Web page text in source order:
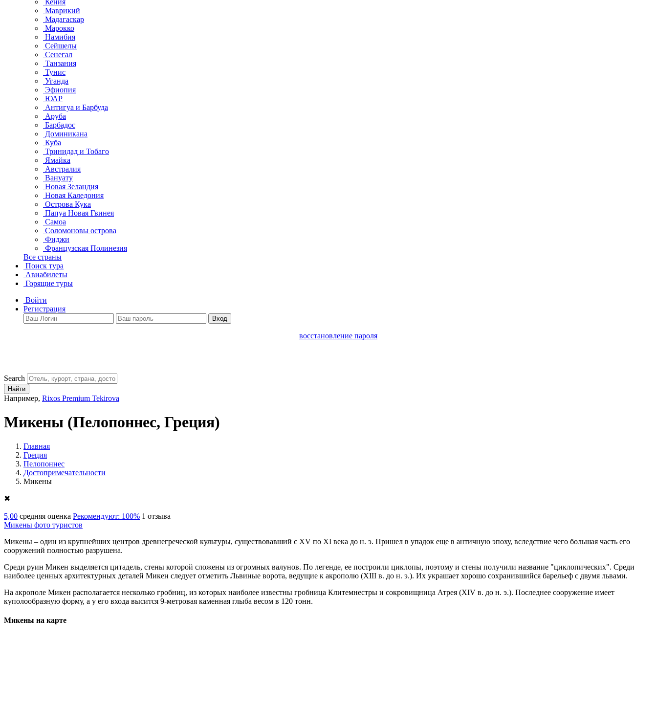
Кения
Маврикий
Мадагаскар
Марокко
Намибия
Сейшелы
Сенегал
Танзания
Тунис
Уганда
Эфиопия
ЮАР
Антигуа и Барбуда
Аруба
Барбадос
Доминикана
Куба
Тринидад и Тобаго
Ямайка
Австралия
Вануату
Новая Зеландия
Новая Каледония
Острова Кука
Папуа Новая Гвинея
Самоа
Соломоновы острова
Фиджи
Французская Полинезия
Все страны
Поиск тура
Авиабилеты
Горящие туры
Войти
Регистрация
Вход
восстановление пароля
Search
Найти
Например, Rixos Premium Tekirova
Микены (Пелопоннес, Греция)
Главная
Греция
Пелопоннес
Достопримечательности
Микены
✖
5,00 средняя оценка Рекомендуют: 100% 1 отзыва
Микены фото туристов
Микены – один из крупнейших центров древнегреческой культуры, существовавший с XV по XI века до н. э. Пришел в упадок еще в античную эпоху, вследствие чего большая часть его
сооружений полностью разрушена.
Среди руин Микен выделяется цитадель, стены которой сложены из огромных валунов. По легенде, ее построили циклопы, поэтому и стены получили название "циклопических". Среди
наиболее ценных архитектурных деталей Микен следует отметить Львиные ворота, ведущие к акрополю (XIII в. до н. э.). Их украшает хорошо сохранившийся барельеф с двумя львами.
На акрополе Микен располагается несколько гробниц, из которых наиболее известны гробница Клитемнестры и сокровищница Атрея (XIV в. до н. э.). Последнее сооружение имеет
куполообразную форму, а у его входа высится 9-метровая каменная глыба весом в 120 тонн.
Микены на карте